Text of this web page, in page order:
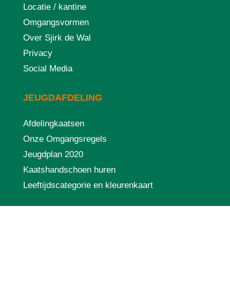
Locatie / kantine
Omgangsvormen
Over Sjirk de Wal
Privacy
Social Media
JEUGDAFDELING
Afdelingkaatsen
Onze Omgangsregels
Jeugdplan 2020
Kaatshandschoen huren
Leeftijdscategorie en kleurenkaart